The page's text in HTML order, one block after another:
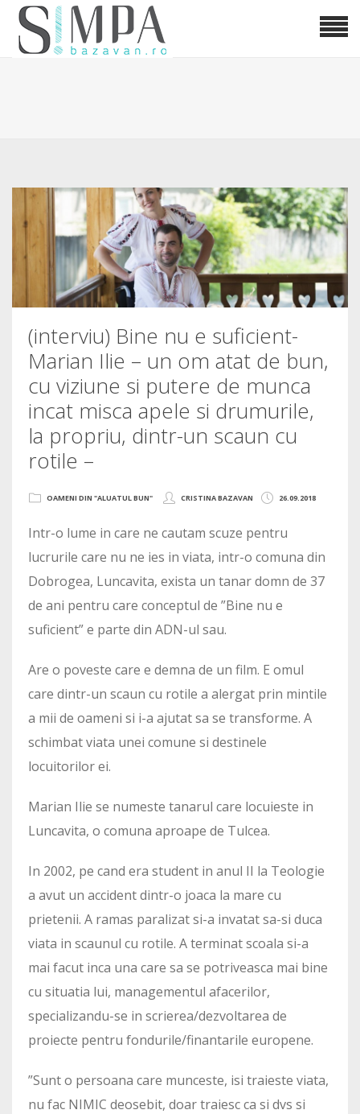
(interviu) Bine nu e suficient-
Marian Ilie – un om atat de bun,
cu viziune si putere de munca
incat misca apele si drumurile,
la propriu, dintr-un scaun cu
rotile –
26.09.2018
OAMENI DIN "ALUATUL BUN" CRISTINA BAZAVAN
Intr-o lume in care ne cautam scuze pentru
lucrurile care nu ne ies in viata, intr-o comuna din
Dobrogea, Luncavita, exista un tanar domn de 37
de ani pentru care conceptul de ”Bine nu e
suficient” e parte din ADN-ul sau.
Are o poveste care e demna de un film. E omul
care dintr-un scaun cu rotile a alergat prin mintile
a mii de oameni si i-a ajutat sa se transforme. A
schimbat viata unei comune si destinele
locuitorilor ei.
Marian Ilie se numeste tanarul care locuieste in
Luncavita, o comuna aproape de Tulcea.
In 2002, pe cand era student in anul II la Teologie
a avut un accident dintr-o joaca la mare cu
prietenii. A ramas paralizat si-a invatat sa-si duca
viata in scaunul cu rotile. A terminat scoala si-a
mai facut inca una care sa se potriveasca mai bine
cu situatia lui, managementul afacerilor,
specializandu-se in scrierea/dezvoltarea de
proiecte pentru fondurile/finantarile europene.
”Sunt o persoana care munceste, isi traieste viata,
nu fac NIMIC deosebit, doar traiesc ca si dvs si